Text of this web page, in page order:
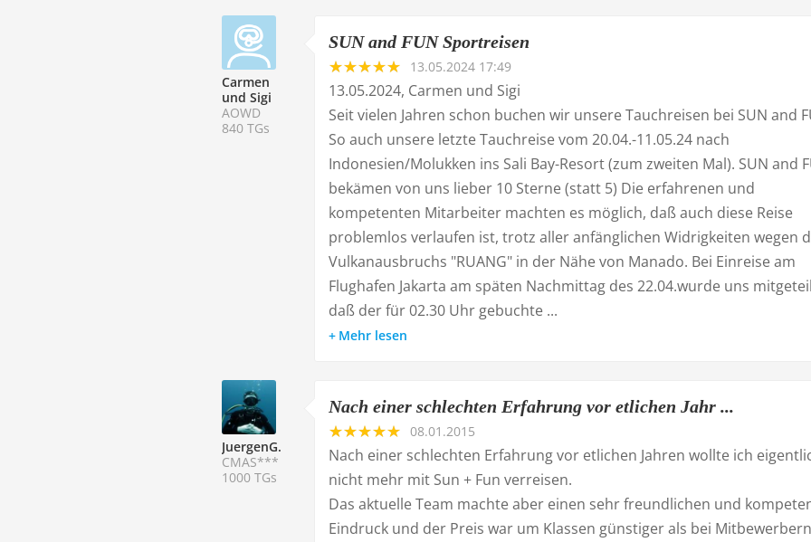
Carmen
und Sigi
AOWD
840 TGs
SUN and FUN Sportreisen
13.05.2024 17:49
13.05.2024, Carmen und Sigi
Seit vielen Jahren schon buchen wir unsere Tauchreisen bei SUN and
So auch unsere letzte Tauchreise vom 20.04.-11.05.24 nach
Indonesien/Molukken ins Sali Bay-Resort (zum zweiten Mal). SUN and
bekämen von uns lieber 10 Sterne (statt 5) Die erfahrenen und
kompetenten Mitarbeiter machten es möglich, daß auch diese Reise
problemlos verlaufen ist, trotz aller anfänglichen Widrigkeiten wegen
Vulkanausbruchs "RUANG" in der Nähe von Manado. Bei Einreise am
Flughafen Jakarta am späten Nachmittag des 22.04.wurde uns
daß der für 02.30 Uhr gebuchte ...
Mehr lesen
JuergenG.
CMAS***
1000 TGs
Nach einer schlechten Erfahrung vor etlichen Jahr ...
08.01.2015
Nach einer schlechten Erfahrung vor etlichen Jahren wollte ich
nicht mehr mit Sun + Fun verreisen.
Das aktuelle Team machte aber einen sehr freundlichen und
Eindruck und der Preis war um Klassen günstiger als bei